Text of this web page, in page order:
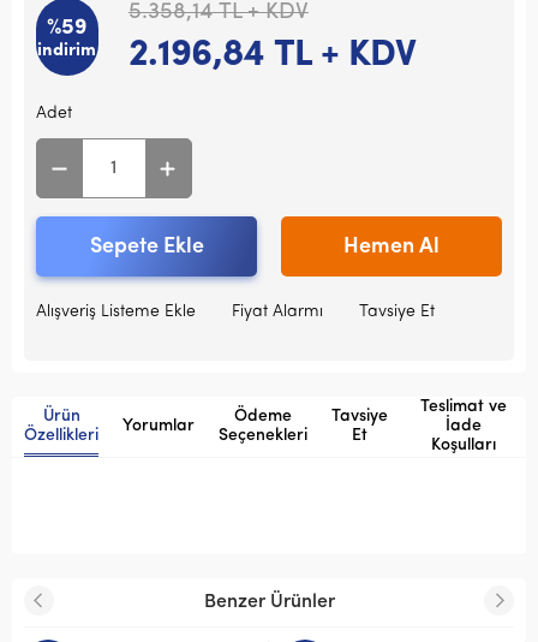
%59
indirim
5.358,14TL + KDV
2.196,84 TL + KDV
Adet
Sepete Ekle Hemen Al
Alışveriş Listeme Ekle Fiyat Alarmı Tavsiye Et
Ürün
Özellikleri
Yorumlar
Ödeme
Seçenekleri
Tavsiye
Et
Teslimat ve
İade
Koşulları
Benzer Ürünler